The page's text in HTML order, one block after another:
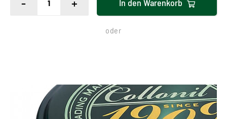
In den Warenkorb
oder